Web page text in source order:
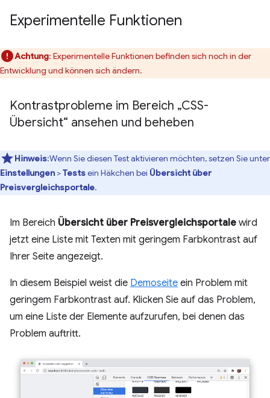
Experimentelle Funktionen
Achtung: Experimentelle Funktionen befinden sich noch in der
Entwicklung und können sich ändern.
Kontrastprobleme im Bereich „CSS-
Übersicht“ ansehen und beheben
Hinweis:Wenn Sie diesen Test aktivieren möchten, setzen Sie unter
Einstellungen >Testsein Häkchen bei Übersicht über
Preisvergleichsportale.
Im Bereich Übersicht über Preisvergleichsportale wird
jetzt eine Liste mit Texten mit geringem Farbkontrast auf
Ihrer Seite angezeigt.
In diesem Beispiel weist die Demoseite ein Problem mit
geringem Farbkontrast auf. Klicken Sie auf das Problem,
um eine Liste der Elemente aufzurufen, bei denen das
Problem auftritt.